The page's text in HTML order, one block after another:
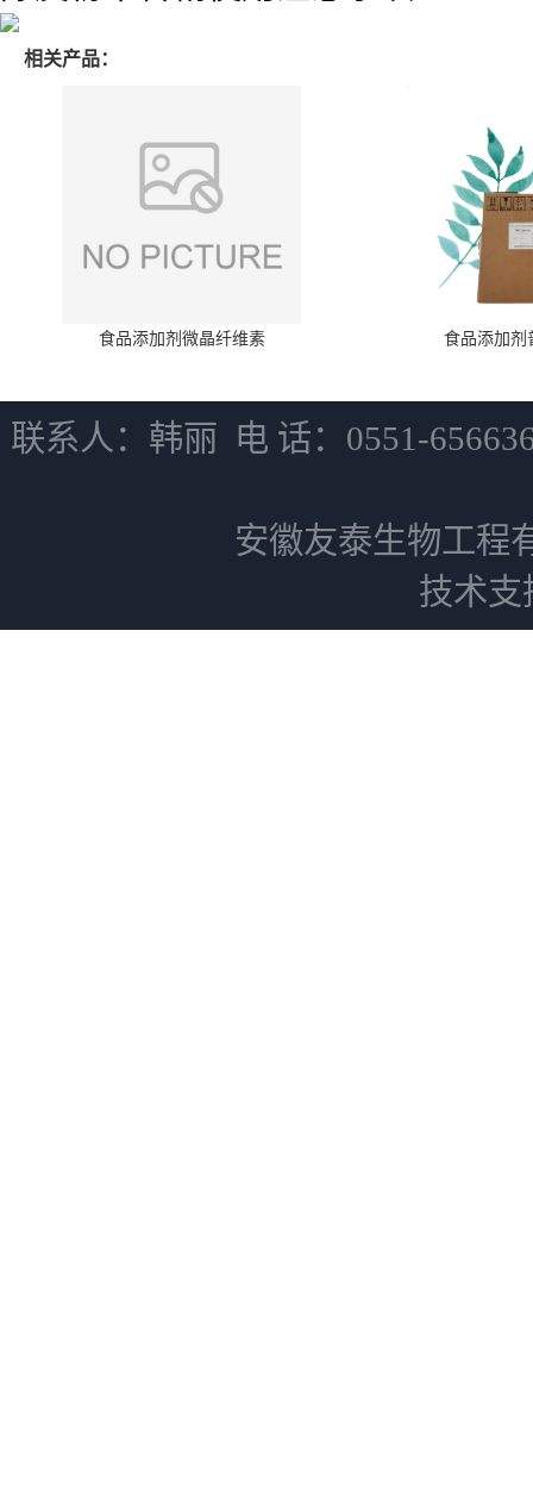
相关产品：
食品添加剂微晶纤维素 食品添加剂
联系人：韩丽 电 话：0551-
安徽友泰生物工程
技术